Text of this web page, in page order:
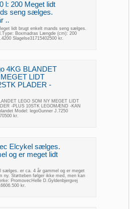
l: 200 Meget lidt
seng sælges.
..
lidt brugt enkelt mands seng sælges.
Boxmadras Længde (cm): 200
Slagelse31715402500 kr.
4KG BLANDET
LIDT
PLADER -
LEGO SOM NY MEGET LIDT
-PLUS 10STK LEGOMÆND -KAN
Model: legoGunner J.7250
kr.
Elcykel sælges.
og er meget lidt
sælges. er ca. 4 år gammel og er meget
ny. Støtteben følger ikke med, men kan
PromovecHelle D.Gyldenbjergvej
kr.